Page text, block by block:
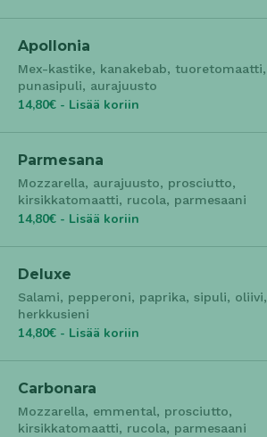
Apollonia
Mex-kastike, kanakebab, tuoretomaatti,
punasipuli, aurajuusto
14,80€ - Lisää koriin
Parmesana
Mozzarella, aurajuusto, prosciutto,
kirsikkatomaatti, rucola, parmesaani
14,80€ - Lisää koriin
Deluxe
Salami, pepperoni, paprika, sipuli, oliivi,
herkkusieni
14,80€ - Lisää koriin
Carbonara
Mozzarella, emmental, prosciutto,
kirsikkatomaatti, rucola, parmesaani